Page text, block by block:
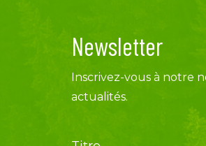
Newsletter
Inscrivez-vous à notre
actualités.